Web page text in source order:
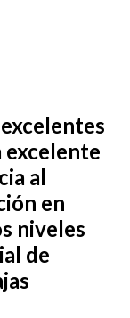
excelente
al
en
niveles
de